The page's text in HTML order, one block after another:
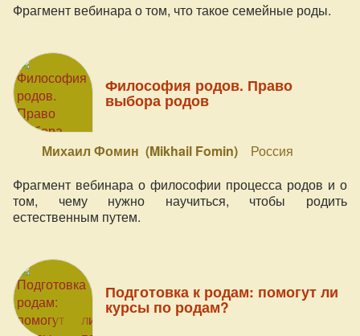
Фрагмент вебинара о том, что такое семейные роды.
Философия родов. Право
выбора родов
Михаил Фомин (Mikhail Fomin)
Россия
Фрагмент вебинара о философии процесса родов и о
том, чему нужно научиться, чтобы родить
естественным путем.
Подготовка к родам: помогут ли
курсы по родам?